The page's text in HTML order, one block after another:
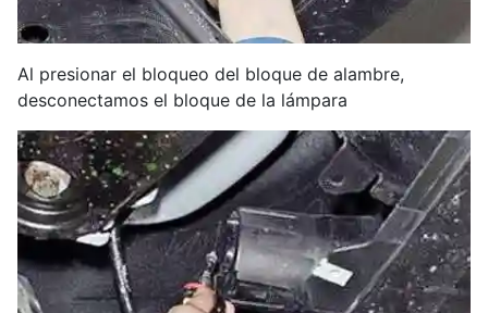
Al presionar el bloqueo del bloque de alambre,
desconectamos el bloque de la lámpara